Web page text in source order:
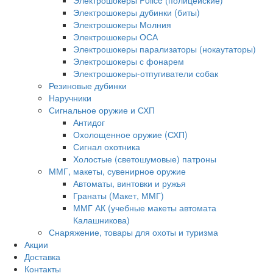
Электрошокеры дубинки (биты)
Электрошокеры Молния
Электрошокеры ОСА
Электрошокеры парализаторы (нокаутаторы)
Электрошокеры с фонарем
Электрошокеры-отпугиватели собак
Резиновые дубинки
Наручники
Сигнальное оружие и СХП
Антидог
Охолощенное оружие (СХП)
Сигнал охотника
Холостые (светошумовые) патроны
ММГ, макеты, сувенирное оружие
Автоматы, винтовки и ружья
Гранаты (Макет, ММГ)
ММГ АК (учебные макеты автомата
Калашникова)
Снаряжение, товары для охоты и туризма
Акции
Доставка
Контакты